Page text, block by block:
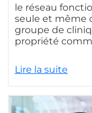
le réseau
seule et même
groupe de
propriété
Lire la suite